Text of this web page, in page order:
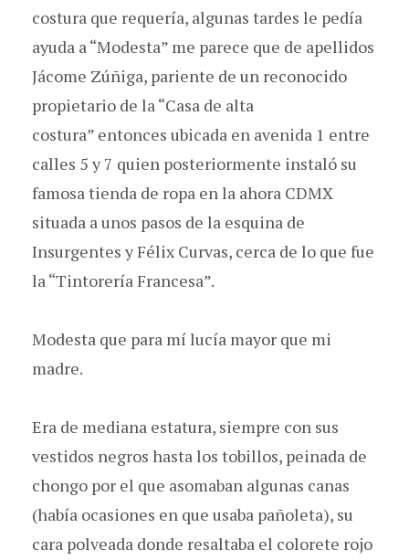
costura que requería, algunas tardes le pedía
ayuda a “Modesta” me parece que de apellidos
Jácome Zúñiga, pariente de un reconocido
propietario de la “Casa de alta
costura” entonces ubicada en avenida 1 entre
calles 5 y 7 quien posteriormente instaló su
famosa tienda de ropa en la ahora CDMX
situada a unos pasos de la esquina de
Insurgentes y Félix Curvas, cerca de lo que fue
la “Tintorería Francesa”.
Modesta que para mí lucía mayor que mi
madre.
Era de mediana estatura, siempre con sus
vestidos negros hasta los tobillos, peinada de
chongo por el que asomaban algunas canas
(había ocasiones en que usaba pañoleta), su
cara polveada donde resaltaba el colorete rojo